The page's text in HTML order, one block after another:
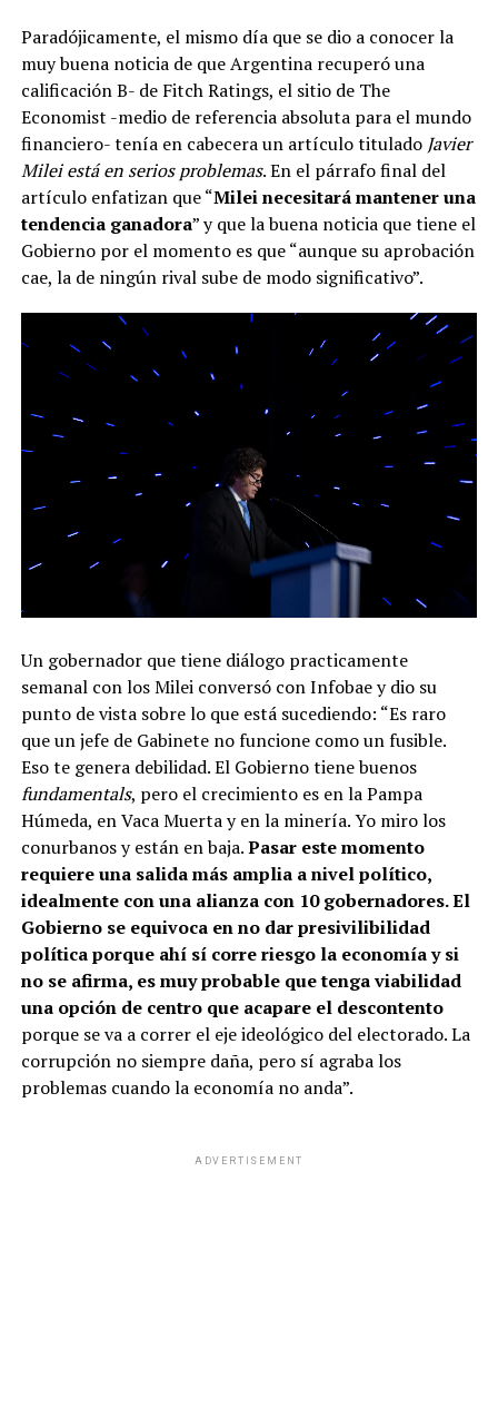
Paradójicamente, el mismo día que se dio a conocer la
muy buena noticia de que Argentina recuperó una
calificación B- de Fitch Ratings, el sitio de The
Economist -medio de referencia absoluta para el mundo
financiero- tenía en cabecera un artículo titulado Javier
Milei está en serios problemas. En el párrafo final del
artículo enfatizan que “Milei necesitará mantener una
tendencia ganadora” y que la buena noticia que tiene el
Gobierno por el momento es que “aunque su aprobación
cae, la de ningún rival sube de modo significativo”.
Un gobernador que tiene diálogo practicamente
semanal con los Milei conversó con Infobae y dio su
punto de vista sobre lo que está sucediendo: “Es raro
que un jefe de Gabinete no funcione como un fusible.
Eso te genera debilidad. El Gobierno tiene buenos
fundamentals, pero el crecimiento es en la Pampa
Húmeda, en Vaca Muerta y en la minería. Yo miro los
conurbanos y están en baja.Pasar este momento
requiere una salida más amplia a nivel político,
idealmente con una alianza con 10 gobernadores. El
Gobierno se equivoca en no dar presivilibilidad
política porque ahí sí corre riesgo la economía y si
no se afirma, es muy probable que tenga viabilidad
una opción de centro que acapare el descontento
porque se va a correr el eje ideológico del electorado. La
corrupción no siempre daña, pero sí agraba los
problemas cuando la economía no anda”.
ADVERTISEMENT